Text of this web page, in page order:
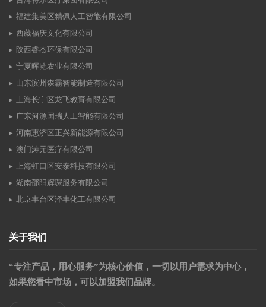
福建集美区精佩人工智能有限公司
西藏福庆文化有限公司
陕西睿杰环保有限公司
宁夏晖览农业有限公司
山东滨州森霸智能制造有限公司
上海长宁区龙飞教育有限公司
广东河源国瑞人工智能有限公司
河南惠济区正兴新能源有限公司
澳门涛元医疗有限公司
上海虹口区安泰科技有限公司
湖南邵阳辉琛服务有限公司
北京丰台区泽丰化工有限公司
关于我们
“专注产品，用心服务”为核心价值，一切以用户需求为中心，
如果您看中市场，可以加盟我们品牌。